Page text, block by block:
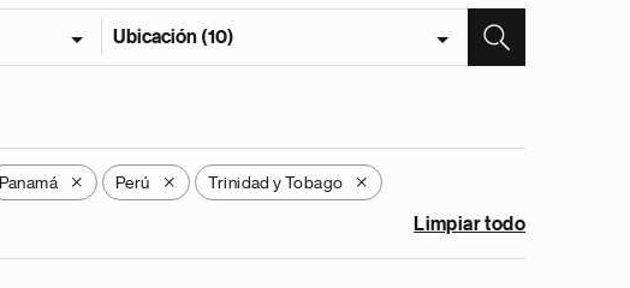
Ubicación (10)
Panamá X Perú X Trinidad y Tobago X
Limpiar todo